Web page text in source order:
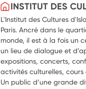
INSTITUT DES
L'Institut des Cultures
Paris. Ancré dans le
monde, il est à la fois un
un lieu de dialogue et
expositions, concerts,
activités culturelles,
Un public d’une grande